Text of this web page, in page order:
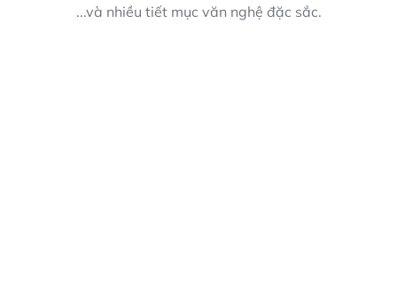
...và nhiều tiết mục văn nghệ đặc sắc.